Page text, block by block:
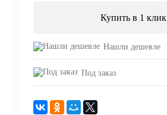
Купить в 1 клик
Нашли дешевле
Под заказ